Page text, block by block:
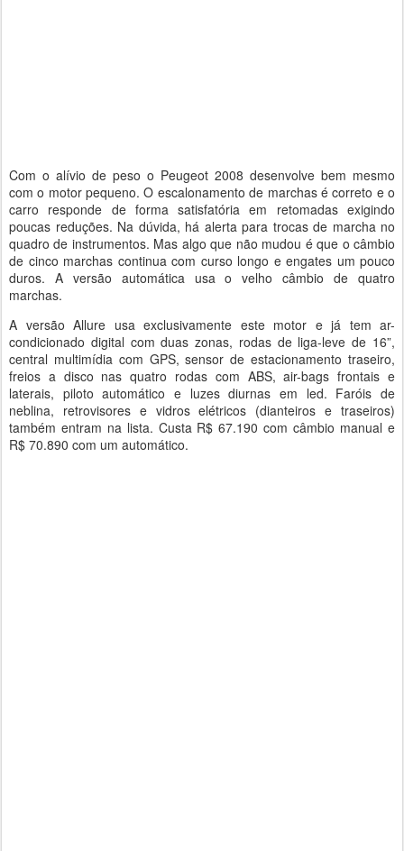
Com o alívio de peso o Peugeot 2008 desenvolve bem mesmo
com o motor pequeno. O escalonamento de marchas é correto e o
carro responde de forma satisfatória em retomadas exigindo
poucas reduções. Na dúvida, há alerta para trocas de marcha no
quadro de instrumentos. Mas algo que não mudou é que o câmbio
de cinco marchas continua com curso longo e engates um pouco
duros. A versão automática usa o velho câmbio de quatro
marchas.
A versão Allure usa exclusivamente este motor e já tem ar-
condicionado digital com duas zonas, rodas de liga-leve de 16”,
central multimídia com GPS, sensor de estacionamento traseiro,
freios a disco nas quatro rodas com ABS, air-bags frontais e
laterais, piloto automático e luzes diurnas em led. Faróis de
neblina, retrovisores e vidros elétricos (dianteiros e traseiros)
também entram na lista. Custa R$ 67.190 com câmbio manual e
R$ 70.890 com um automático.